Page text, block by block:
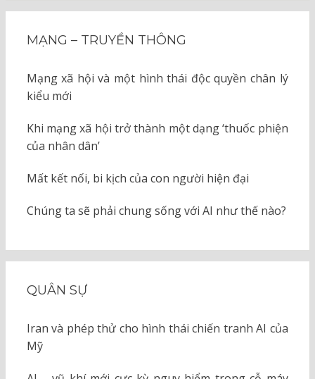
MẠNG – TRUYỀN THÔNG
Mạng xã hội và một hình thái độc quyền chân lý
kiểu mới
Khi mạng xã hội trở thành một dạng ‘thuốc phiện
của nhân dân’
Mất kết nối, bi kịch của con người hiện đại
Chúng ta sẽ phải chung sống với AI như thế nào?
QUÂN SỰ
Iran và phép thử cho hình thái chiến tranh AI của
Mỹ